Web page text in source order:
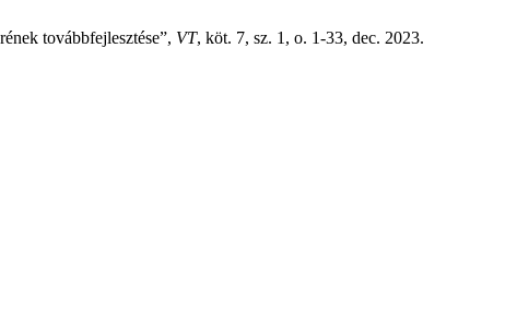
továbbfejlesztése”, VT, köt. 7, sz. 1, o. 1-33, dec. 2023.